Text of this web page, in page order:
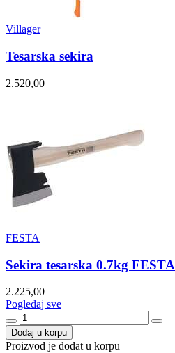
Villager
Tesarska sekira
2.520,00
FESTA
Sekira tesarska 0.7kg FESTA
2.225,00
Pogledaj sve
Dodaj u korpu
Proizvod je dodat u korpu